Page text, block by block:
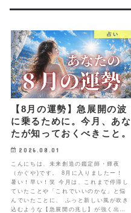
占い
【8月の運勢】急展開の波
に乗るために。今月、あな
たが知っておくべきこと。
2026.08.01
こんにちは、未来創造の鑑定師・輝夜
（かぐや)です。 8月に入りましたー！
暑い！早い！笑 今月は、これまで停滞し
ていたことや「これでいいのかな」と悩
んでいたことに、 ふっと新しい風が吹き
込むような【急展開の兆し】が強く出…